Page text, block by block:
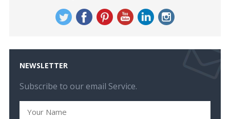
NEWSLETTER
Subscribe to our email Service.